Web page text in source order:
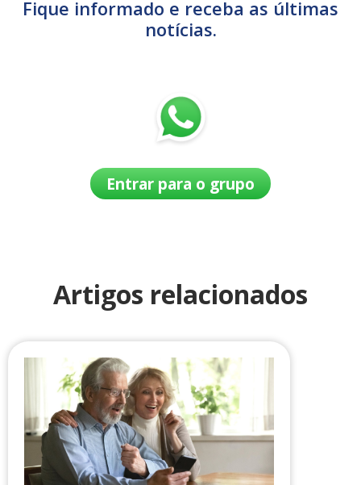
Fique informado e receba as últimas
notícias.
Entrar para o grupo
Artigos relacionados